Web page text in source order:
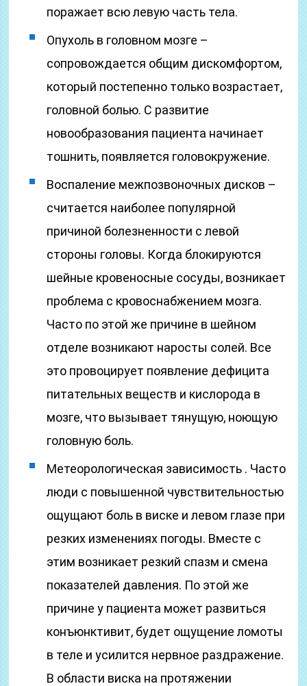
поражает всю левую часть тела.
Опухоль в головном мозге –
сопровождается общим дискомфортом,
который постепенно только возрастает,
головной болью. С развитие
новообразования пациента начинает
тошнить, появляется головокружение.
Воспаление межпозвоночных дисков –
считается наиболее популярной
причиной болезненности с левой
стороны головы. Когда блокируются
шейные кровеносные сосуды, возникает
проблема с кровоснабжением мозга.
Часто по этой же причине в шейном
отделе возникают наросты солей. Все
это провоцирует появление дефицита
питательных веществ и кислорода в
мозге, что вызывает тянущую, ноющую
головную боль.
Метеорологическая зависимость . Часто
люди с повышенной чувствительностью
ощущают боль в виске и левом глазе при
резких изменениях погоды. Вместе с
этим возникает резкий спазм и смена
показателей давления. По этой же
причине у пациента может развиться
конъюнктивит, будет ощущение ломоты
в теле и усилится нервное раздражение.
В области виска на протяжении